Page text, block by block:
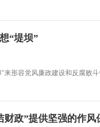
“堤坝”
形容党风廉政建设和反腐败
财政”提供坚强的作风